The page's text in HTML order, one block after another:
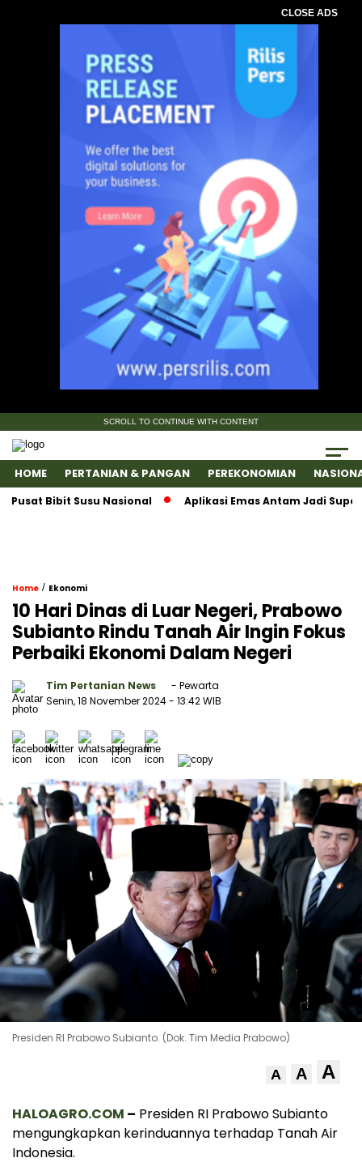
CLOSE ADS
SCROLL TO CONTINUE WITH CONTENT
HOME PERTANIAN & PANGAN PEREKONOMIAN
Bibit Susu Nasional Aplikasi Emas Antam Jadi
Home / Ekonomi
10 Hari Dinas di Luar Negeri, Prabowo
Subianto Rindu Tanah Air Ingin Fokus
Perbaiki Ekonomi Dalam Negeri
Tim Pertanian News
- Pewarta
Senin, 18 November 2024- 13:42 WIB
Presiden RI Prabowo Subianto. (Dok. Tim Media Prabowo)
A A A
HALOAGRO.COM – Presiden RI Prabowo Subianto
mengungkapkan kerinduannya terhadap Tanah Air
Indonesia.